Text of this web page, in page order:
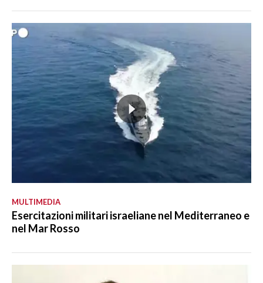
MULTIMEDIA
Esercitazioni militari israeliane nel Mediterraneo e
nel Mar Rosso